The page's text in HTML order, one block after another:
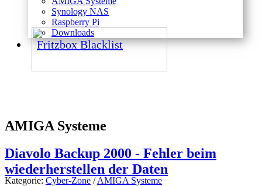
Synology NAS
Raspberry Pi
Downloads
Fritzbox Blacklist
AMIGA Systeme
Diavolo Backup 2000 - Fehler beim
wiederherstellen der Daten
Kategorie: Cyber-Zone /AMIGA Systeme